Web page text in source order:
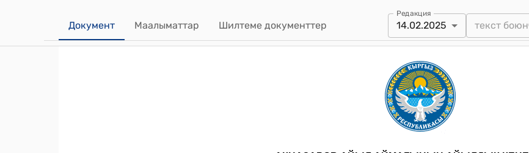
Документ Маалыматтар Шилтеме документтер
Редакция
14.02.2025